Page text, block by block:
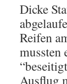
Dicke
Reifen
mussten
Ausflug